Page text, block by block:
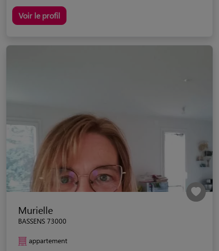
Voir le profil
Murielle
BASSENS 73000
appartement